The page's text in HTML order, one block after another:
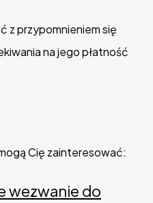
z przypomnieniem się
na jego płatność
Cię zainteresować:
wezwanie do